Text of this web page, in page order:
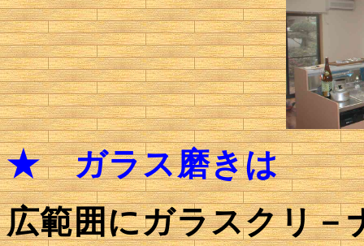
★ガラス磨きは
広範囲にガラスクリ－